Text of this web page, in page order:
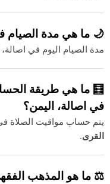
🌙 ما هي مدة الصيام
مدة الصيام اليوم في
🧮 ما هي طريقة
في اصالة، اليمن؟
يتم حساب مواقيت الصلاة
القرى.
⚖️ ما هو المذهب